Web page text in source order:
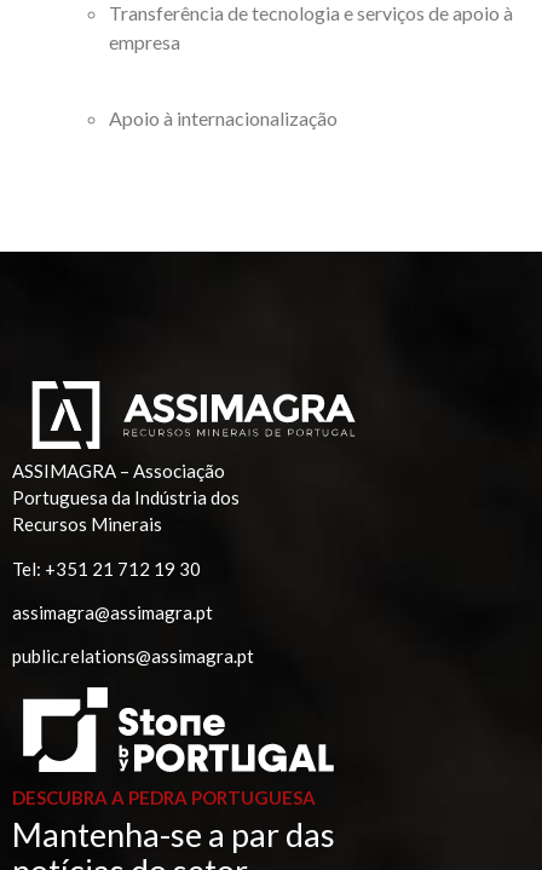
Transferência de tecnologia e serviços de apoio à
empresa
Apoio à internacionalização
ASSIMAGRA – Associação
Portuguesa da Indústria dos
Recursos Minerais
Tel: +351 21 712 19 30
assimagra@assimagra.pt
public.relations@assimagra.pt
DESCUBRA A PEDRA PORTUGUESA
Mantenha-se a par das